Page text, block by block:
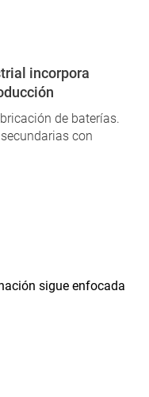
incorpora
de baterías.
con